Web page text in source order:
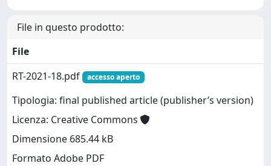
File in questo prodotto:
File
RT-2021-18.pdf
accesso aperto
Tipologia: final published article (publisher’s version)
Licenza: Creative Commons
Dimensione 685.44 kB
Formato Adobe PDF